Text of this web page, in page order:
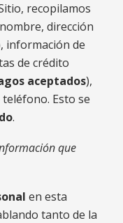
recopilamos
dirección
información de
de crédito
aceptados),
Esto se
.
que
en esta
tanto de la